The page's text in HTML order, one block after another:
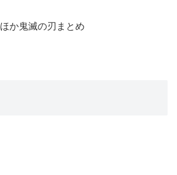
ほか鬼滅の刃まとめ